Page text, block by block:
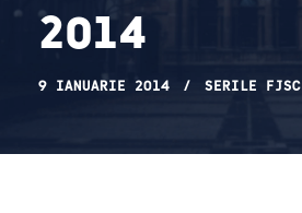
2014
9 IANUARIE 2014 SERILE FJSC